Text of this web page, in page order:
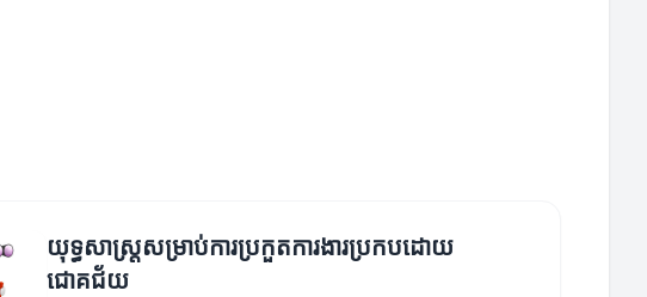
យុទ្ធសាស្ត្រសម្រាប់ការប្រកួតការងារប្រកបដោយ
ជោគជ័យ